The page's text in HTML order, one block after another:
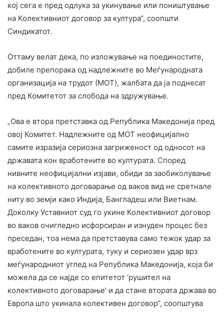
кој сега е пред одлука за укинување или поништување
на Колективниот договор за култура“, соопшти
Синдикатот.
Оттаму велат дека, по изложување на поединостите,
добиле препорака од надлежните во Меѓународната
организација на трудот (МОТ), жалбата да ја поднесат
пред Комитетот за слобода на здружување.
„Ова е втора претставка од Република Македонија пред
овој Комитет. Надлежните од МОТ неофицијално
самите изразија сериозна загриженост од односот на
државата кон вработените во културата. Според
нивните неофицијални изјави, обиди за заобиколување
на колективното договарање од ваков вид не сретнале
ниту во земји како Индија, Бангладеш или Виетнам.
Доколку Уставниот суд го укине Колективниот договор
во ваков очигледно исфорсиран и изнуден процес без
преседан, тоа нема да претставува само тежок удар за
вработените во културата, туку и сериозен удар врз
меѓународниот углед на Република Македонија, која би
можела да се најде со епитетот ‘рушител на
колективното договарање’ и да стане втората држава во
Европа што укинала колективен договор“, соопштува